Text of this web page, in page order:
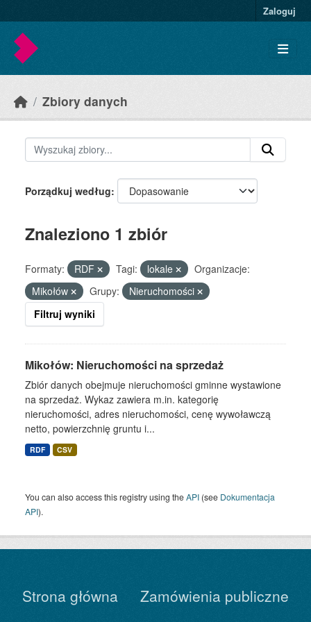
Zaloguj
Zbiory danych
Porządkuj według
Znaleziono 1 zbiór
Formaty: RDF Tagi: lokale
Organizacje:
Mikołów
Grupy:
Nieruchomości
Filtruj wyniki
Mikołów: Nieruchomości na sprzedaż
Zbiór danych obejmuje nieruchomości gminne wystawione
na sprzedaż. Wykaz zawiera m.in. kategorię
nieruchomości, adres nieruchomości, cenę wywoławczą
netto, powierzchnię gruntu i...
RDF CSV
You can also access this registry using theAPI (see Dokumentacja
API).
Strona główna
Zamówienia publiczne